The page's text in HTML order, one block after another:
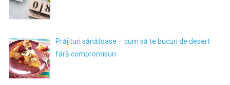
Prăjituri sănătoase – cum să te bucuri de desert
fără compromisuri